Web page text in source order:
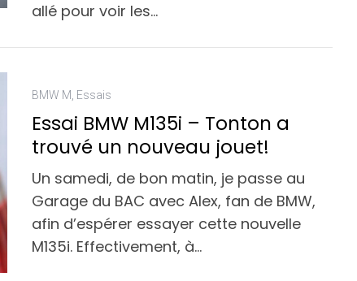
allé pour voir les…
BMW M Essais
Essai BMW M135i – Tonton a
trouvé un nouveau jouet!
Un samedi, de bon matin, je passe au
Garage du BAC avec Alex, fan de BMW,
afin d’espérer essayer cette nouvelle
M135i. Effectivement, à…